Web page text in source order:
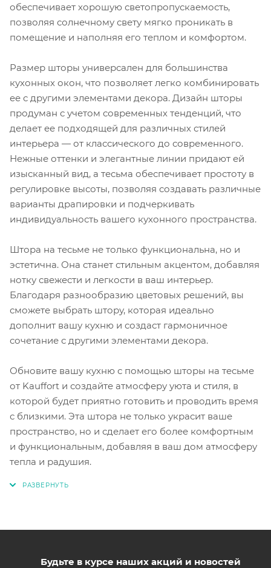
обеспечивает хорошую светопропускаемость,
позволяя солнечному свету мягко проникать в
помещение и наполняя его теплом и комфортом.
Размер шторы универсален для большинства
кухонных окон, что позволяет легко комбинировать
ее с другими элементами декора. Дизайн шторы
продуман с учетом современных тенденций, что
делает ее подходящей для различных стилей
интерьера — от классического до современного.
Нежные оттенки и элегантные линии придают ей
изысканный вид, а тесьма обеспечивает простоту в
регулировке высоты, позволяя создавать различные
варианты драпировки и подчеркивать
индивидуальность вашего кухонного пространства.
Штора на тесьме не только функциональна, но и
эстетична. Она станет стильным акцентом, добавляя
нотку свежести и легкости в ваш интерьер.
Благодаря разнообразию цветовых решений, вы
сможете выбрать штору, которая идеально
дополнит вашу кухню и создаст гармоничное
сочетание с другими элементами декора.
Обновите вашу кухню с помощью шторы на тесьме
от Kauffort и создайте атмосферу уюта и стиля, в
которой будет приятно готовить и проводить время
с близкими. Эта штора не только украсит ваше
пространство, но и сделает его более комфортным
и функциональным, добавляя в ваш дом атмосферу
тепла и радушия.
Будьте в курсе наших акций и новостей